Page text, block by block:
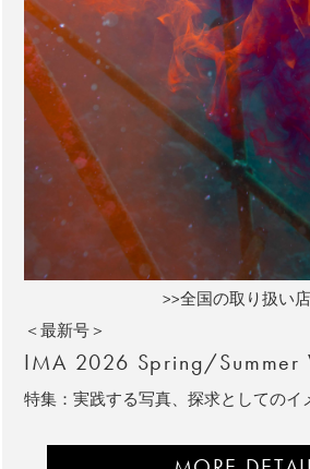
>>全国の取り扱い
＜最新号＞
IMA 2026 Spring/Summer
特集：実践する写真、探求としてのイ